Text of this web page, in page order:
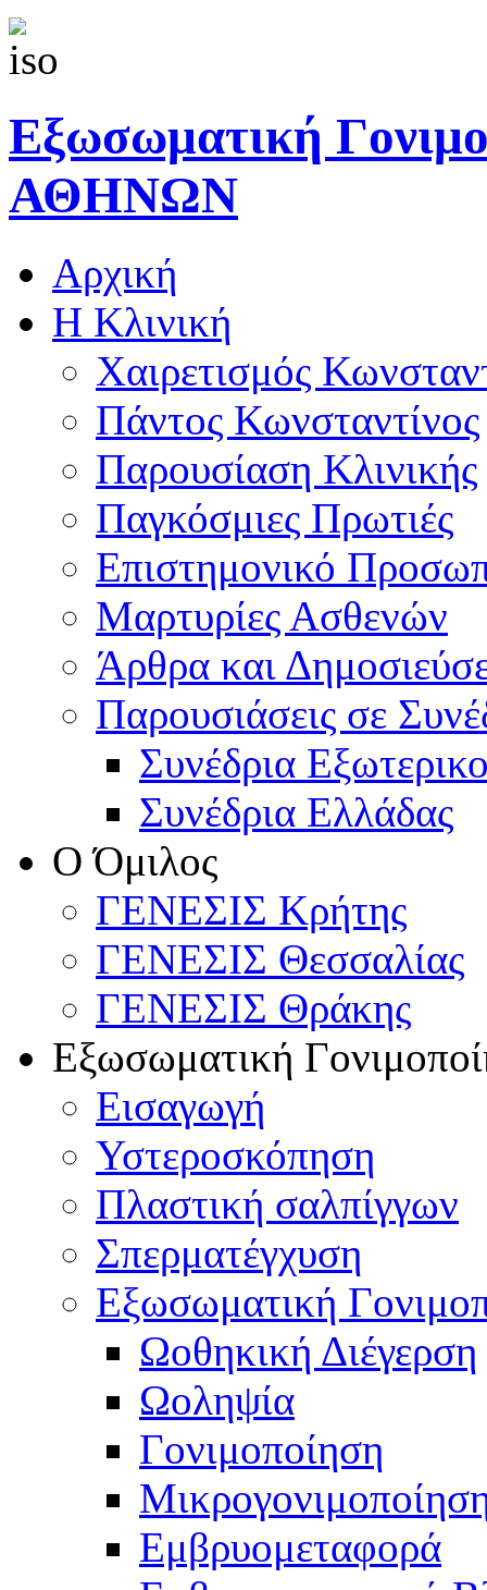
Εξωσωματική
ΑΘΗΝΩΝ
Αρχική
Η Κλινική
Χαιρετισμός
Πάντος Κωνσταντίνος
Παρουσίαση Κλινικής
Παγκόσμιες Πρωτιές
Επιστημονικό
Μαρτυρίες Ασθενών
Άρθρα και
Παρουσιάσεις σε
Συνέδρια
Συνέδρια Ελλάδας
Ο Όμιλος
ΓΕΝΕΣΙΣ Κρήτης
ΓΕΝΕΣΙΣ Θεσσαλίας
ΓΕΝΕΣΙΣ Θράκης
Εξωσωματική
Εισαγωγή
Υστεροσκόπηση
Πλαστική σαλπίγγων
Σπερματέγχυση
Εξωσωματική
Ωοθηκική Διέγερση
Ωοληψία
Γονιμοποίηση
Εμβρυομεταφορά